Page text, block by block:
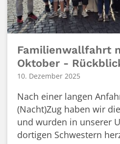
Familienwallfahrt
Oktober -
10. Dezember 2025
Nach einer langen
(Nacht)Zug haben wir
und wurden in unserer
dortigen Schwestern